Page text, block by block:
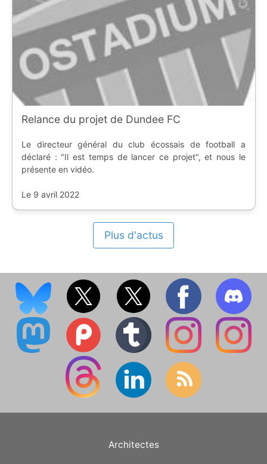
Relance du projet de Dundee FC
Le directeur général du club écossais de football a
déclaré : "Il est temps de lancer ce projet", et nous le
présente en vidéo.
Le 9 avril 2022
Plus d'actus
Architectes